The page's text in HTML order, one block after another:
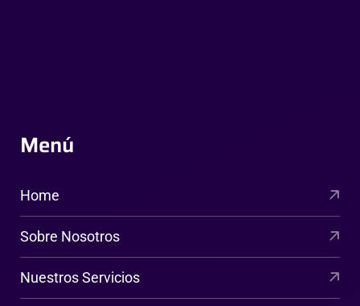
Menú
Home
Sobre Nosotros
Nuestros Servicios